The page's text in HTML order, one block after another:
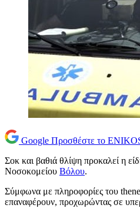
Google Προσθέστε το
Σοκ και βαθιά θλίψη προκαλεί η
Νοσοκομείου Βόλου.
Σύμφωνα με πληροφορίες του
επαναφέρουν, προχωρώντας σε